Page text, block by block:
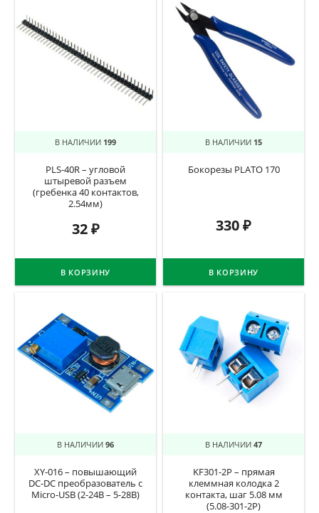
В НАЛИЧИИ 199
PLS-40R – угловой
штыревой разъем
(гребенка 40 контактов,
2.54мм)
32₽
В КОРЗИНУ
В НАЛИЧИИ 15
Бокорезы PLATO 170
330₽
В КОРЗИНУ
В НАЛИЧИИ 96
XY-016 – повышающий
DC-DC преобразователь с
Micro-USB (2-24В – 5-28В)
В НАЛИЧИИ 47
KF301-2P – прямая
клеммная колодка 2
контакта, шаг 5.08 мм
(5.08-301-2P)